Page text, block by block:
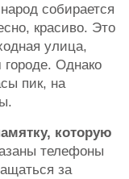
собирается
красиво. Это
улица,
городе. Однако
пик, на
которую
телефоны
за